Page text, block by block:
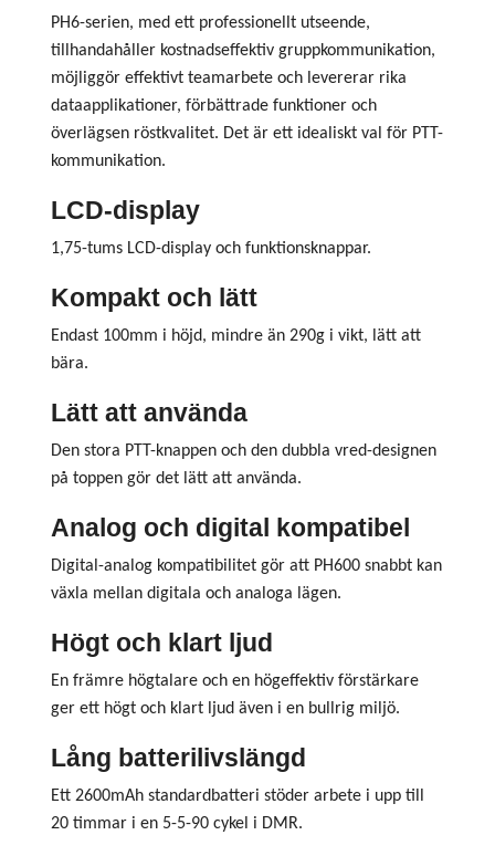
PH6-serien, med ett professionellt utseende,
tillhandahåller kostnadseffektiv gruppkommunikation,
möjliggör effektivt teamarbete och levererar rika
dataapplikationer, förbättrade funktioner och
överlägsen röstkvalitet. Det är ett idealiskt val för PTT-
kommunikation.
LCD-display
1,75-tums LCD-display och funktionsknappar.
Kompakt och lätt
Endast 100mm i höjd, mindre än 290g i vikt, lätt att
bära.
Lätt att använda
Den stora PTT-knappen och den dubbla vred-designen
på toppen gör det lätt att använda.
Analog och digital kompatibel
Digital-analog kompatibilitet gör att PH600 snabbt kan
växla mellan digitala och analoga lägen.
Högt och klart ljud
En främre högtalare och en högeffektiv förstärkare
ger ett högt och klart ljud även i en bullrig miljö.
Lång batterilivslängd
Ett 2600mAh standardbatteri stöder arbete i upp till
20 timmar i en 5-5-90 cykel i DMR.